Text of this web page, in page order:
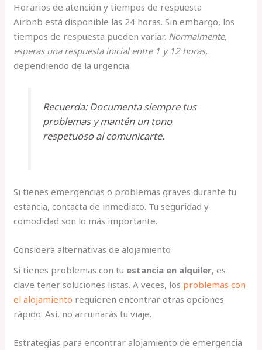
Horarios de atención y tiempos de respuesta
Airbnb está disponible las 24 horas. Sin embargo, los
tiempos de respuesta pueden variar. Normalmente,
esperas una respuesta inicial entre 1 y 12 horas,
dependiendo de la urgencia.
Recuerda: Documenta siempre tus
problemas y mantén un tono
respetuoso al comunicarte.
Si tienes emergencias o problemas graves durante tu
estancia, contacta de inmediato. Tu seguridad y
comodidad son lo más importante.
Considera alternativas de alojamiento
Si tienes problemas con tu estancia en alquiler, es
clave tener soluciones listas. A veces, los problemas con
el alojamiento requieren encontrar otras opciones
rápido. Así, no arruinarás tu viaje.
Estrategias para encontrar alojamiento de emergencia